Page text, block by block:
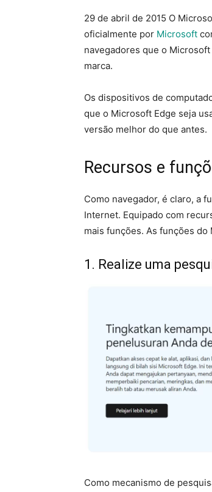
29 de abril de 2015 O
oficialmente por Microsoft
navegadores que o
marca.
Os dispositivos de
que o Microsoft Edge seja
versão melhor do que antes.
Recursos e
Como navegador, é claro, a
Internet. Equipado com
mais funções. As funções do
1. Realize uma
Como mecanismo de